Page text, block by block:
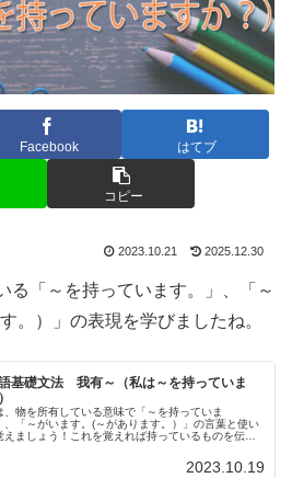
Facebook はてブ
コピー
2023.10.21 2025.12.30
る「～を持っています。」、「～
。）」の表現を学びましたね。
基礎文法 我有～（私は～を持っていま
、物を所有している意味で「～を持っていま
、「～がいます。(～があります。）」の言葉と使い
えましょう！これを覚えれば持っているものを伝え
2023.10.19